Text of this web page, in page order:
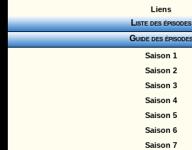
Liens
Liste des épisodes
Guide des épisodes
Saison 1
Saison 2
Saison 3
Saison 4
Saison 5
Saison 6
Saison 7